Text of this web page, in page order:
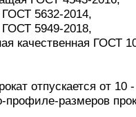
5632-2014,
5949-2018,
качественная ГОСТ
отпускается от 10
профиле-размеров